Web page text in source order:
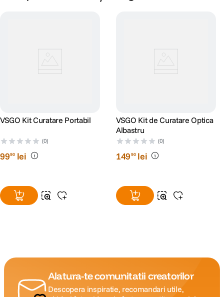
VSGO Kit Curatare Portabil
(0)
9990 lei
VSGO Kit de Curatare Optica
Albastru
(0)
14990 lei
Alatura-te comunitatii creatorilor
Descopera inspiratie, recomandari utile,